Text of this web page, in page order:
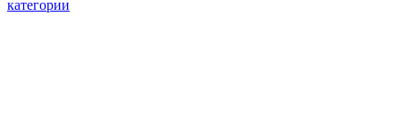
категории